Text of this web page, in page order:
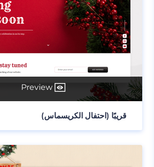
Preview
قريبًا (احتفال الكريسماس)